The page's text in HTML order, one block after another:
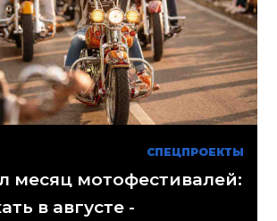
СПЕЦПРОЕКТЫ
месяц мотофестивалей:
в августе -